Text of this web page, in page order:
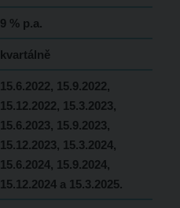
9 % p.a.
kvartálně
15.6.2022, 15.9.2022,
15.12.2022, 15.3.2023,
15.6.2023, 15.9.2023,
15.12.2023, 15.3.2024,
15.6.2024, 15.9.2024,
15.12.2024 a 15.3.2025.